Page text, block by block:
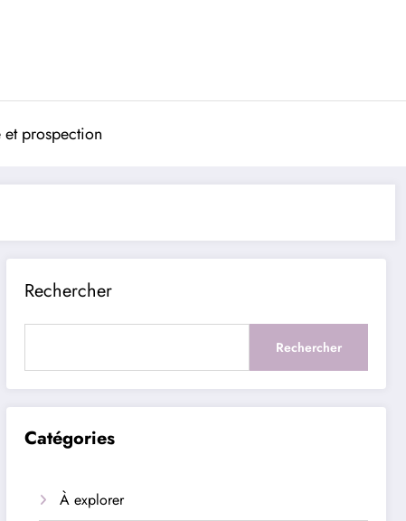
et prospection
Rechercher
Rechercher
Catégories
À explorer